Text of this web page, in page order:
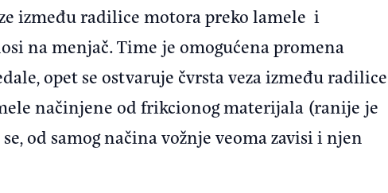
između radilice motora preko lamele i
na menjač. Time je omogućena promena
opet se ostvaruje čvrsta veza između radilice
načinjene od frikcionog materijala (ranije je
od samog načina vožnje veoma zavisi i njen